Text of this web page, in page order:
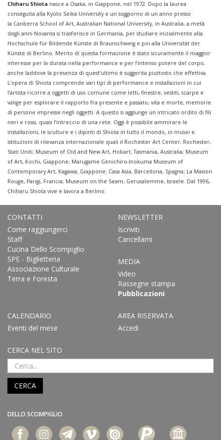
Chiharu Shiota nasce a Osaka, in Giappone, nel 1972. Dopo la laurea
conseguita alla Kyoto Seika University e un soggiorno di un anno presso
la Canberra School of Art, Australian National University, in Australia, a metà
degli anni Novanta si trasferisce in Germania, per studiare inizialmente alla
Hochschule für Bildende Künste di Braunschweig e poi alla Universität der
Künste di Berlino. Merito di questa formazione è stato sicuramente il maggior
interesse per la durata nella performance e per l’intenso potere del corpo,
anche laddove la presenza di quest’ultimo è suggerita piuttosto che effettiva.
L’opera di Shiota comprende vari tipi di performance e installazioni in cui
l’artista ricorre a oggetti di uso comune come letti, finestre, vestiti, scarpe e
valige per esplorare il rapporto fra presente e passato, vita e morte, memorie
di persone impresse negli oggetti. A questo si aggiunge un intricato ordito di fili
neri e rossi, quasi l’intreccio di una rete. Oggi è possibile ammirare le
installazioni, le sculture e i dipinti di Shiota in tutto il mondo, in musei e
istituzioni di rilevanza internazionale quali il Rochester Art Center, Rochester,
Stati Uniti; Museum of Old and New Art, Hobart, Tasmania, Australia; Museum
of Art, Kochi, Giappone; Marugame Genichiro-Inokuma Museum of
Contemporary Art, Kagawa, Giappone; Casa Asia, Barcellona, Spagna; La Maison
Rouge, Parigi, Francia; Museum on the Seam, Gerusalemme, Israele. Dal 1996,
Chiharu Shiota vive e lavora a Berlino.
CONTATTI
Come raggiungerci
Staff
Cucina Dello Scompiglio
SPE - Biglietteria
Associazione Culturale
Terra e Foresta
NEWSLETTER
Iscriviti
Cancellami
MEDIA
Video
Rassegne stampa
Pubblicazioni
CALENDARIO
Eventi del mese
AREA RISERVATA
Accedi
CERCA NEL SITO
CERCA
DELLO SCOMPIGLIO